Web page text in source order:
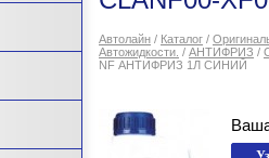
Автолайн / Каталог /
Автожидкости. / АНТИФРИЗ /
NF АНТИФРИЗ 1Л СИНИЙ